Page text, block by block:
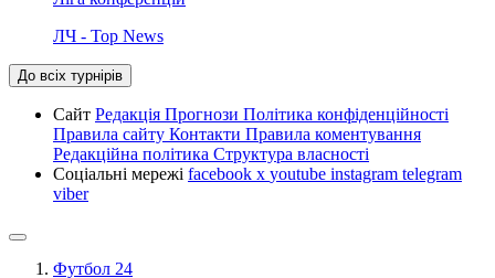
ЛЧ - Top News
До всіх турнірів
Сайт Редакція Прогнози Політика конфіденційності
Правила сайту Контакти Правила коментування
Редакційна політика Структура власності
Соціальні мережі facebook x youtube instagram telegram
viber
Футбол 24